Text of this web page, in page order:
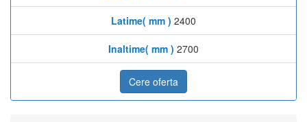
Latime( mm ) 2400
Inaltime( mm ) 2700
Cere oferta